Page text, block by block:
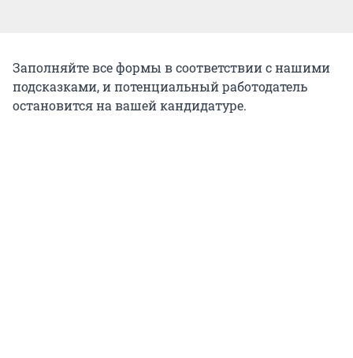
Заполняйте все формы в соответствии с нашими
подсказками, и потенциальный работодатель
остановится на вашей кандидатуре.